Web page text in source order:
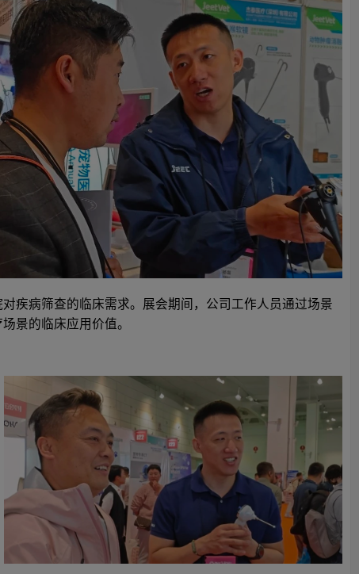
疾病筛查的临床需求。展会期间，公司工作人员通过场景
景的临床应用价值。